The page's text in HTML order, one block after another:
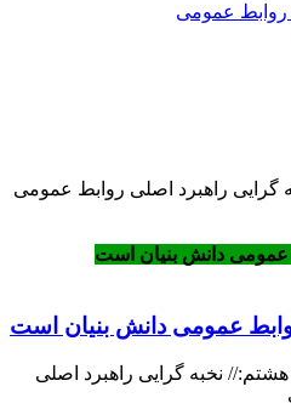
روابط عمومی
گرایی راهبرد اصلی روابط عمومی
عمومی دانش بنیان است
عمومی دانش بنیان است
نخبه گرایی راهبرد اصلی